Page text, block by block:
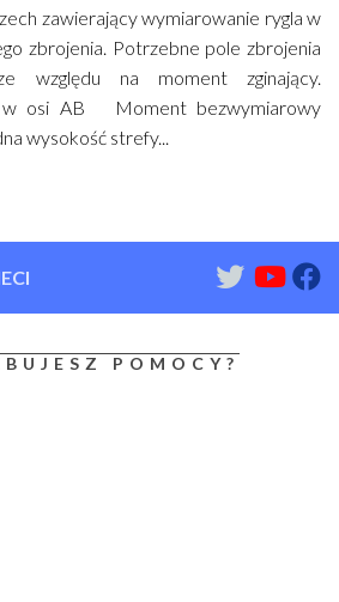
zawierający wymiarowanie rygla w
zbrojenia. Potrzebne pole zbrojenia
względu na moment zginający.
w osi AB Moment bezwymiarowy
wysokość strefy...
POMOCY?